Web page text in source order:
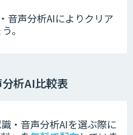
音声分析AIによりクリア
。
析AI比較表
・音声分析AIを選ぶ際に